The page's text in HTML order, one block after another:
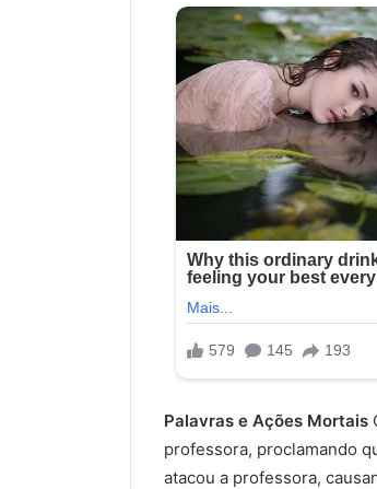
Palavras e Ações Mortais
professora, proclamando
atacou a professora,